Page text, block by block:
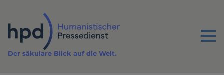
Inhalt
Menu
Der säkulare Blick auf die Welt.